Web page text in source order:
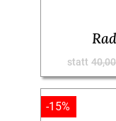
statt
-15%